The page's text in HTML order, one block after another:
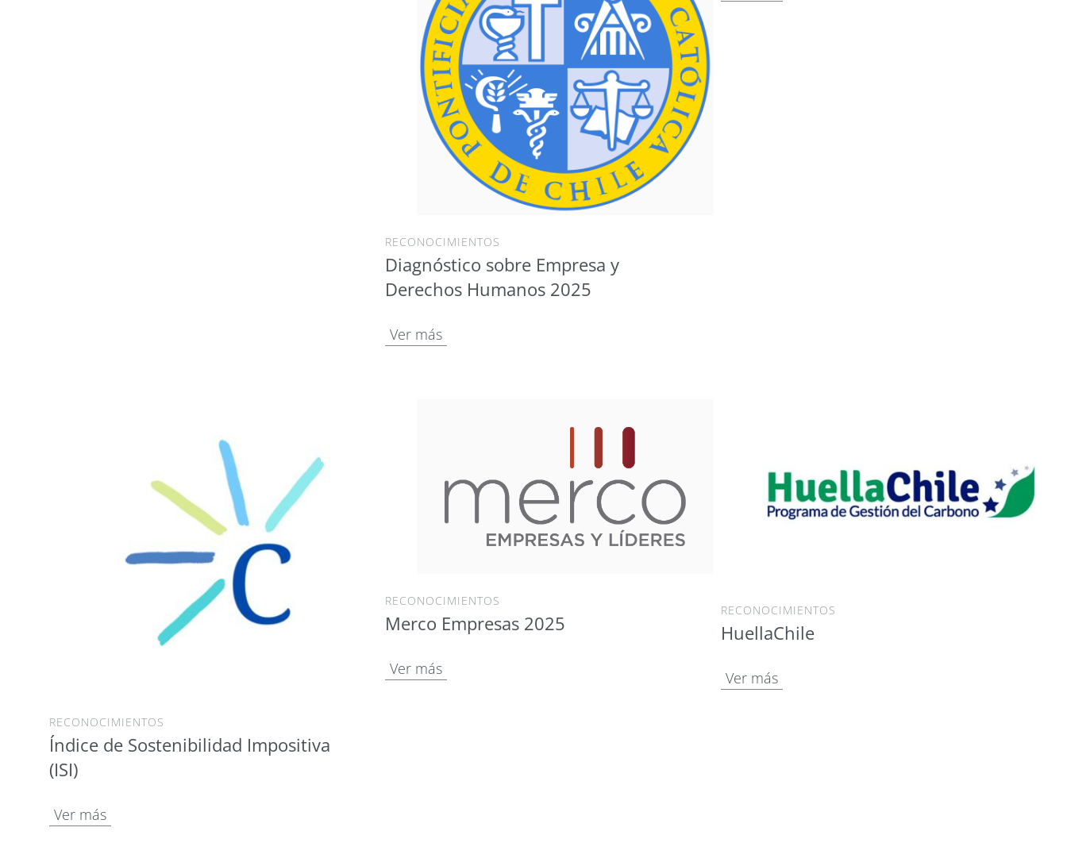
RECONOCIMIENTOS
Diagnóstico sobre Empresa y
Derechos Humanos 2025
Ver más
RECONOCIMIENTOS
Índice de Sostenibilidad Impositiva
(ISI)
Ver más
RECONOCIMIENTOS
Merco Empresas 2025
Ver más
RECONOCIMIENTOS
HuellaChile
Ver más